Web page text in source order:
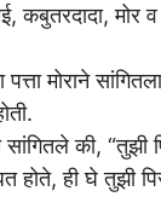
कबुतरदादा, मोर
मोराने
की, “तुझी
होते, ही घे तुझी